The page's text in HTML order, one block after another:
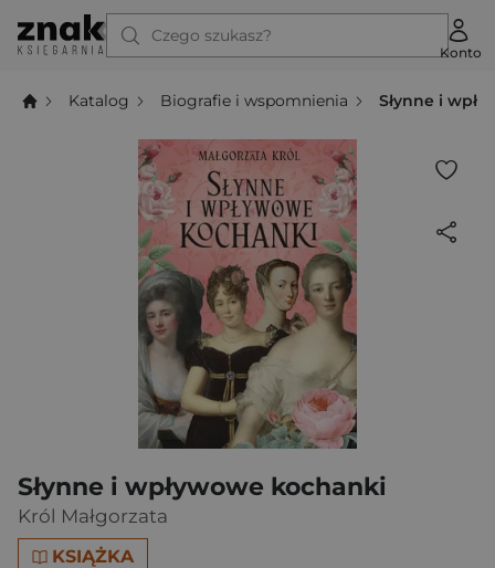
Czego szukasz?
Konto
Katalog Biografie i wspomnienia Słynne i
Słynne i wpływowe kochanki
Król Małgorzata
KSIĄŻKA